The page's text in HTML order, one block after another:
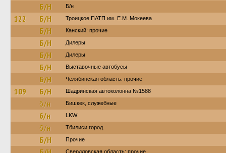
Б/Н Б/н
122 Б/Н Троицкое ПАТП им. Е.М. Мокеева
Б/Н Канский: прочие
Б/Н Дилеры
Б/Н Дилеры
Б/Н Выставочные автобусы
Б/Н Челябинская область: прочие
109 Б/Н Шадринская автоколонна №1588
б/н Бишкек, служебные
б/н LKW
б/н Тбилиси город
Б/Н Прочие
Свердловская область: прочие